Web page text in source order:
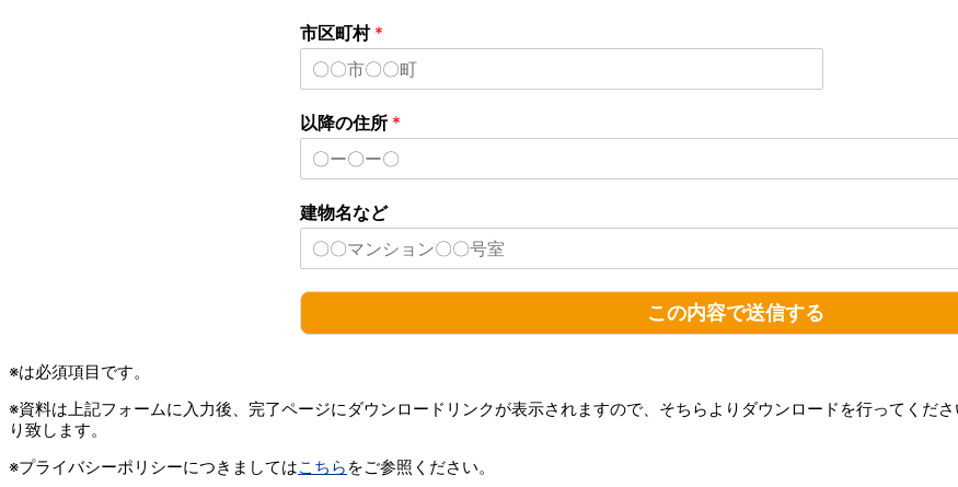
市区町村 *
以降の住所 *
建物名など
この内容で送信する
※は必須項目です。
※資料は上記フォームに入力後、完了ページにダウンロードリンクが表示されますので、そちらよりダウンロードを行ってくだ
り致します。
※プライバシーポリシーにつきましてはこちら をご参照ください。